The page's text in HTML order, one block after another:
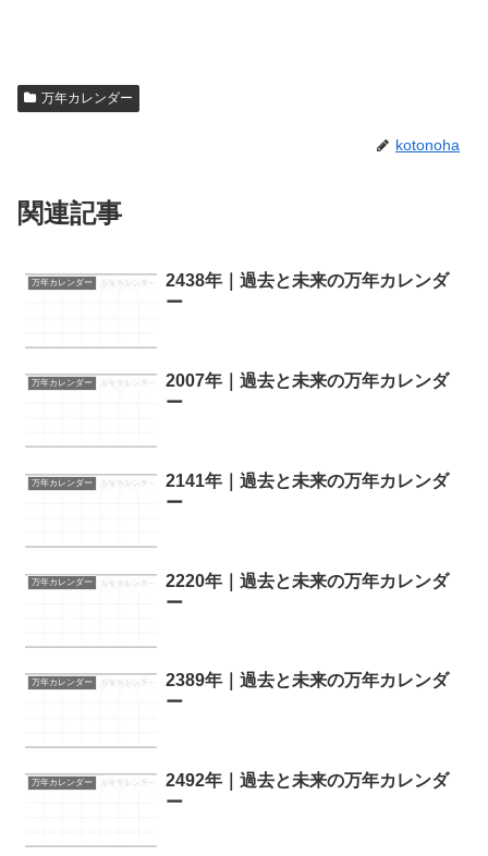
万年カレンダー
kotonoha
関連記事
万年カレンダー
2438年｜過去と未来の万年カレンダ
ー
万年カレンダー
2007年｜過去と未来の万年カレンダ
ー
万年カレンダー
2141年｜過去と未来の万年カレンダ
ー
万年カレンダー
2220年｜過去と未来の万年カレンダ
ー
万年カレンダー
2389年｜過去と未来の万年カレンダ
ー
万年カレンダー
2492年｜過去と未来の万年カレンダ
ー